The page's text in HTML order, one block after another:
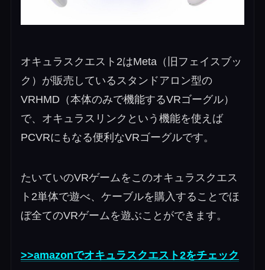
オキュラスクエスト2はMeta（旧フェイスブッ
ク）が販売しているスタンドアロン型の
VRHMD（本体のみで機能するVRゴーグル）
で、オキュラスリンクという機能を使えば
PCVRにもなる便利なVRゴーグルです。
たいていのVRゲームをこのオキュラスクエス
ト2単体で遊べ、ケーブルを購入することでほ
ぼ全てのVRゲームを遊ぶことができます。
>>amazonでオキュラスクエスト2をチェック